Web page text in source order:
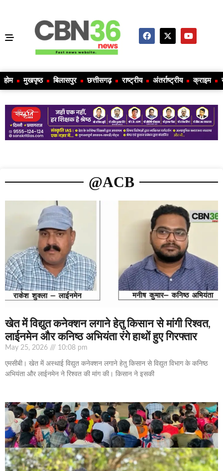
होम मुखपृष्ठ बिलासपुर छत्तीसगढ़ राष्ट्रीय अंतर्राष्ट्रीय क्राइम
@ACB
खेत में विद्युत कनेक्शन लगाने हेतु किसान से मांगी रिश्वत,
लाईनमेन और कनिष्ठ अभियंता रंगे हाथों हुए गिरफ्तार
May 25, 2026 10:08 pm
एमसीबी। खेत में अस्थाई विद्युत कनेक्शन लगाने हेतु किसान से विद्युत विभाग के कनिष्ठ
अभियंता और लाईनमेन ने रिश्वत की मांग की। किसान ने इसकी